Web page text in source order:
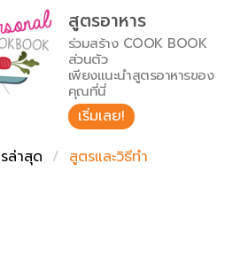
วยการตวง
หภูมิ
หนักวัตถุดิบ
สูตรอาหาร
ร่วมสร้าง COOK BOOK
ส่วนตัว
เพียงแนะนำสูตรอาหารของ
คุณที่นี่
เริ่มเลย!
ล่าสุด สูตรและวิธีทำ